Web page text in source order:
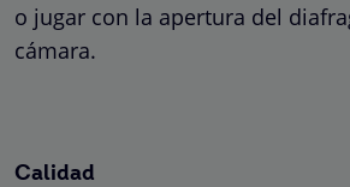
o jugar con la apertura del
cámara.
Calidad